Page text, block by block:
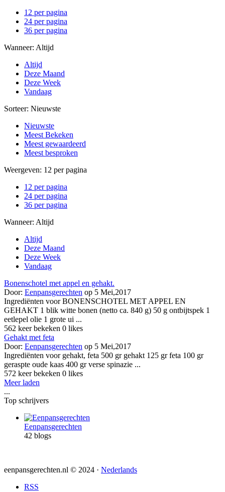
12 per pagina
24 per pagina
36 per pagina
Wanneer: Altijd
Altijd
Deze Maand
Deze Week
Vandaag
Sorteer: Nieuwste
Nieuwste
Meest Bekeken
Meest gewaardeerd
Meest besproken
Weergeven: 12 per pagina
12 per pagina
24 per pagina
36 per pagina
Wanneer: Altijd
Altijd
Deze Maand
Deze Week
Vandaag
Bonenschotel met appel en gehakt.
Door: Eenpansgerechten op 5 Mei,2017
Ingrediënten voor BONENSCHOTEL MET APPEL EN
GEHAKT 1 blik witte bonen (netto ca. 840 g) 50 g ontbijtspek 1
eetlepel olie 1 grote ui ...
562 keer bekeken 0 likes
Gehakt met feta
Door: Eenpansgerechten op 5 Mei,2017
Ingrediënten voor gehakt, feta 500 gr gehakt 125 gr feta 100 gr
geraspte oude kaas 400 gr verse spinazie ...
572 keer bekeken 0 likes
Meer laden
...
Top schrijvers
Eenpansgerechten
42 blogs
eenpansgerechten.nl © 2024 · Nederlands
RSS